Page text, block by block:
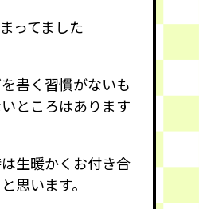
ってました
書く習慣がないも
ところはあります
生暖かくお付き合
思います。